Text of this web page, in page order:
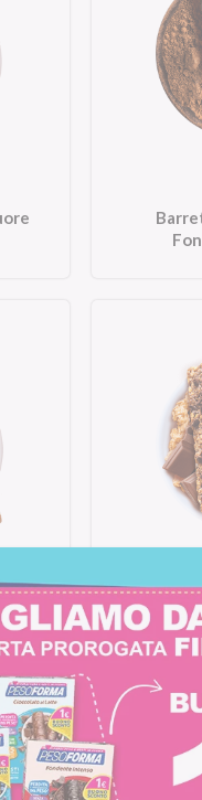
Barrette